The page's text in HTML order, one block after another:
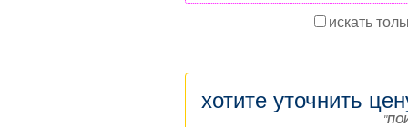
искать
хотите уточнить
"